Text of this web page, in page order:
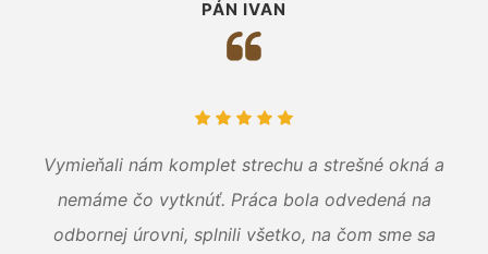
PÁN IVAN
Vymieňali nám komplet strechu a strešné okná a
nemáme čo vytknúť. Práca bola odvedená na
odbornej úrovni, splnili všetko, na čom sme sa